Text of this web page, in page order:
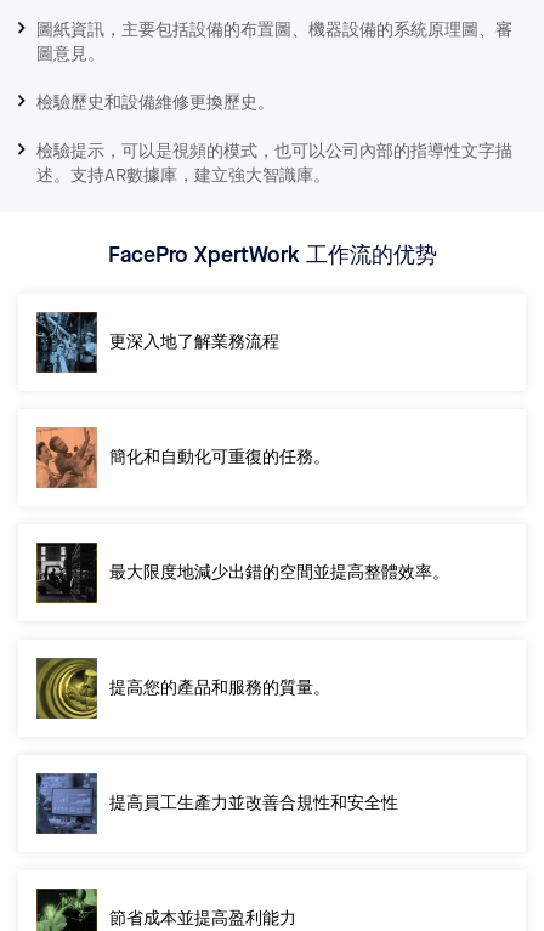
圖紙資訊，主要包括設備的布置圖、機器設備的系統原理圖、審
圖意見。
檢驗歷史和設備維修更換歷史。
檢驗提示，可以是視頻的模式，也可以公司內部的指導性文字描
述。支持AR數據庫，建立強大智識庫。
FacePro XpertWork 工作流的优势
更深入地了解業務流程
簡化和自動化可重復的任務。
最大限度地減少出錯的空間並提高整體效率。
提高您的產品和服務的質量。
提高員工生產力並改善合規性和安全性
節省成本並提高盈利能力